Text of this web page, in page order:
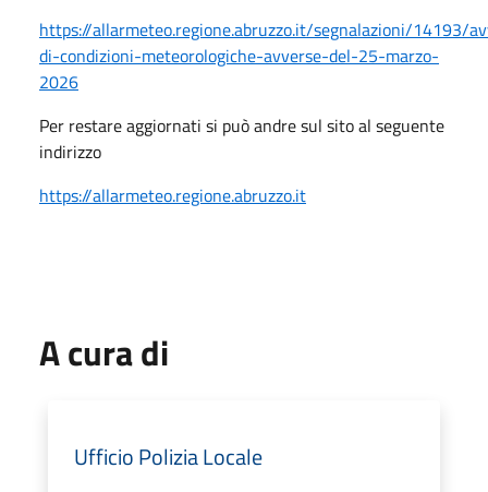
https://allarmeteo.regione.abruzzo.it/segnalazioni/14193/
di-condizioni-meteorologiche-avverse-del-25-marzo-
2026
Per restare aggiornati si può andre sul sito al seguente
indirizzo
https://allarmeteo.regione.abruzzo.it
A cura di
Ufficio Polizia Locale